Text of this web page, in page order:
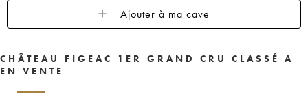
Ajouter à ma cave
CHÂTEAU FIGEAC 1ER GRAND CRU CLASSÉ A
EN VENTE